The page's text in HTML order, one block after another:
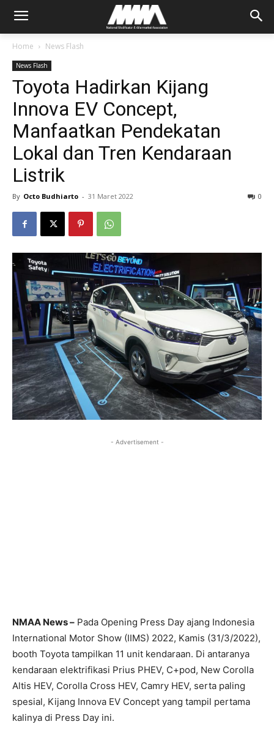
Home News Flash
News Flash
Toyota Hadirkan Kijang
Innova EV Concept,
Manfaatkan Pendekatan
Lokal dan Tren Kendaraan
Listrik
By Octo Budhiarto - 31 Maret 2022 0
- Advertisement -
NMAA News – Pada Opening Press Day ajang Indonesia
International Motor Show (IIMS) 2022, Kamis (31/3/2022),
booth Toyota tampilkan 11 unit kendaraan. Di antaranya
kendaraan elektrifikasi Prius PHEV, C+pod, New Corolla
Altis HEV, Corolla Cross HEV, Camry HEV, serta paling
spesial, Kijang Innova EV Concept yang tampil pertama
kalinya di Press Day ini.